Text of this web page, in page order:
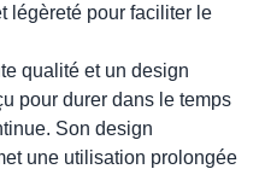
légèreté pour faciliter le
qualité et un design
pour durer dans le temps
Son design
une utilisation prolongée